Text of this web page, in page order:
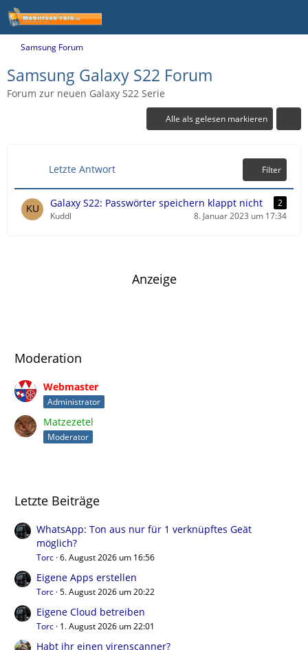
Samsung Forum
Samsung Galaxy S22 Forum
Forum zur neuen Galaxy S22 Serie
Alle als gelesen markieren
Letzte Antwort Filter
Galaxy S22: Passwörter speichern klappt nicht
2
Kuddl
8. Januar 2023 um 17:34
Anzeige
Moderation
Webmaster
Administrator
Matzezetel
Moderator
Letzte Beiträge
WhatsApp: Ton aus nur für 1 verknüpftes Geät
möglich?
Torc 6. August 2026 um 16:56
Eigene Apps erstellen
Torc 5. August 2026 um 20:22
Eigene Cloud betreiben
Torc 1. August 2026 um 22:01
Habt ihr einen virenscanner?